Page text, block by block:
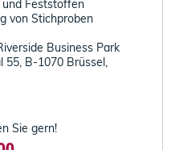
und Feststoffen
von Stichproben
Business Park
55, B-1070 Brüssel,
Sie gern!